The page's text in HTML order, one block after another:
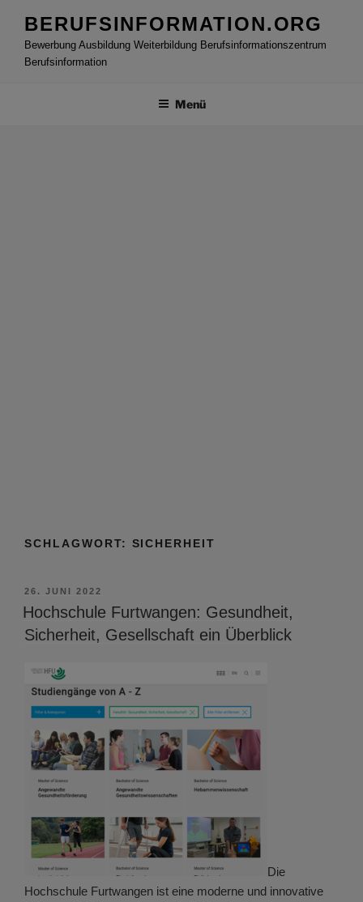
Inhalt
springen
BERUFSINFORMATION.ORG
Bewerbung Ausbildung Weiterbildung Berufsinformationszentrum
Berufsinformation
Menü
SCHLAGWORT: SICHERHEIT
VERÖFFENTLICHT
AM
26. JUNI 2022
Hochschule Furtwangen: Gesundheit,
Sicherheit, Gesellschaft ein Überblick
Die
Hochschule Furtwangen ist eine moderne und innovative